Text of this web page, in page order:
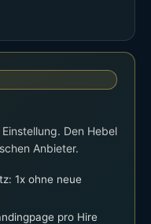
Den Hebel
Anbieter.
1x ohne neue
pro Hire